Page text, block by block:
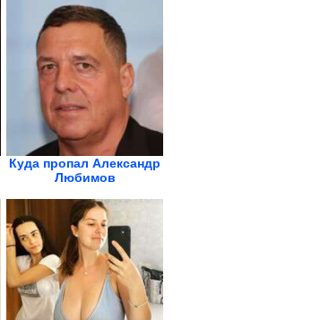
Куда пропал Александр
Любимов